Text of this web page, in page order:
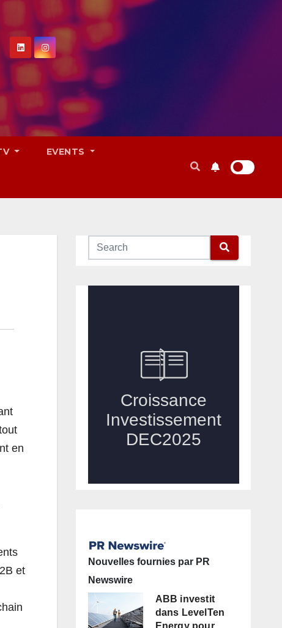
EVENTS
en
et
Nouvelles fournies par PR
Newswire
ABB investit
dans LevelTen
Energy pour